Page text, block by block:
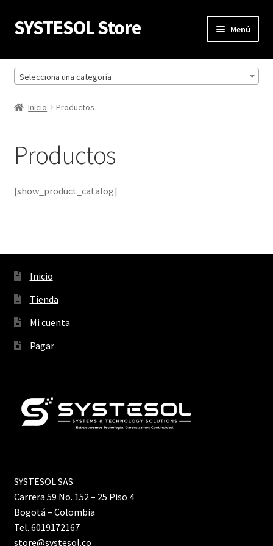
Ir
a
navegación
Ir
al
SYSTESOL Store Menú
Inicio
Finalizar compra
Política de privacidad
Refund Request Form
Ver mensajes del pedido
Tienda
Selecciona una categoría
Inicio Productos
Productos
[show_product_catalog]
Inicio
Tienda
Mi cuenta
Pagar
SYSTESOL SAS
Carrera 59 No. 152 – 25 Piso 4
Bogotá – Colombia
Tel. 6019172167
store@systesol.co